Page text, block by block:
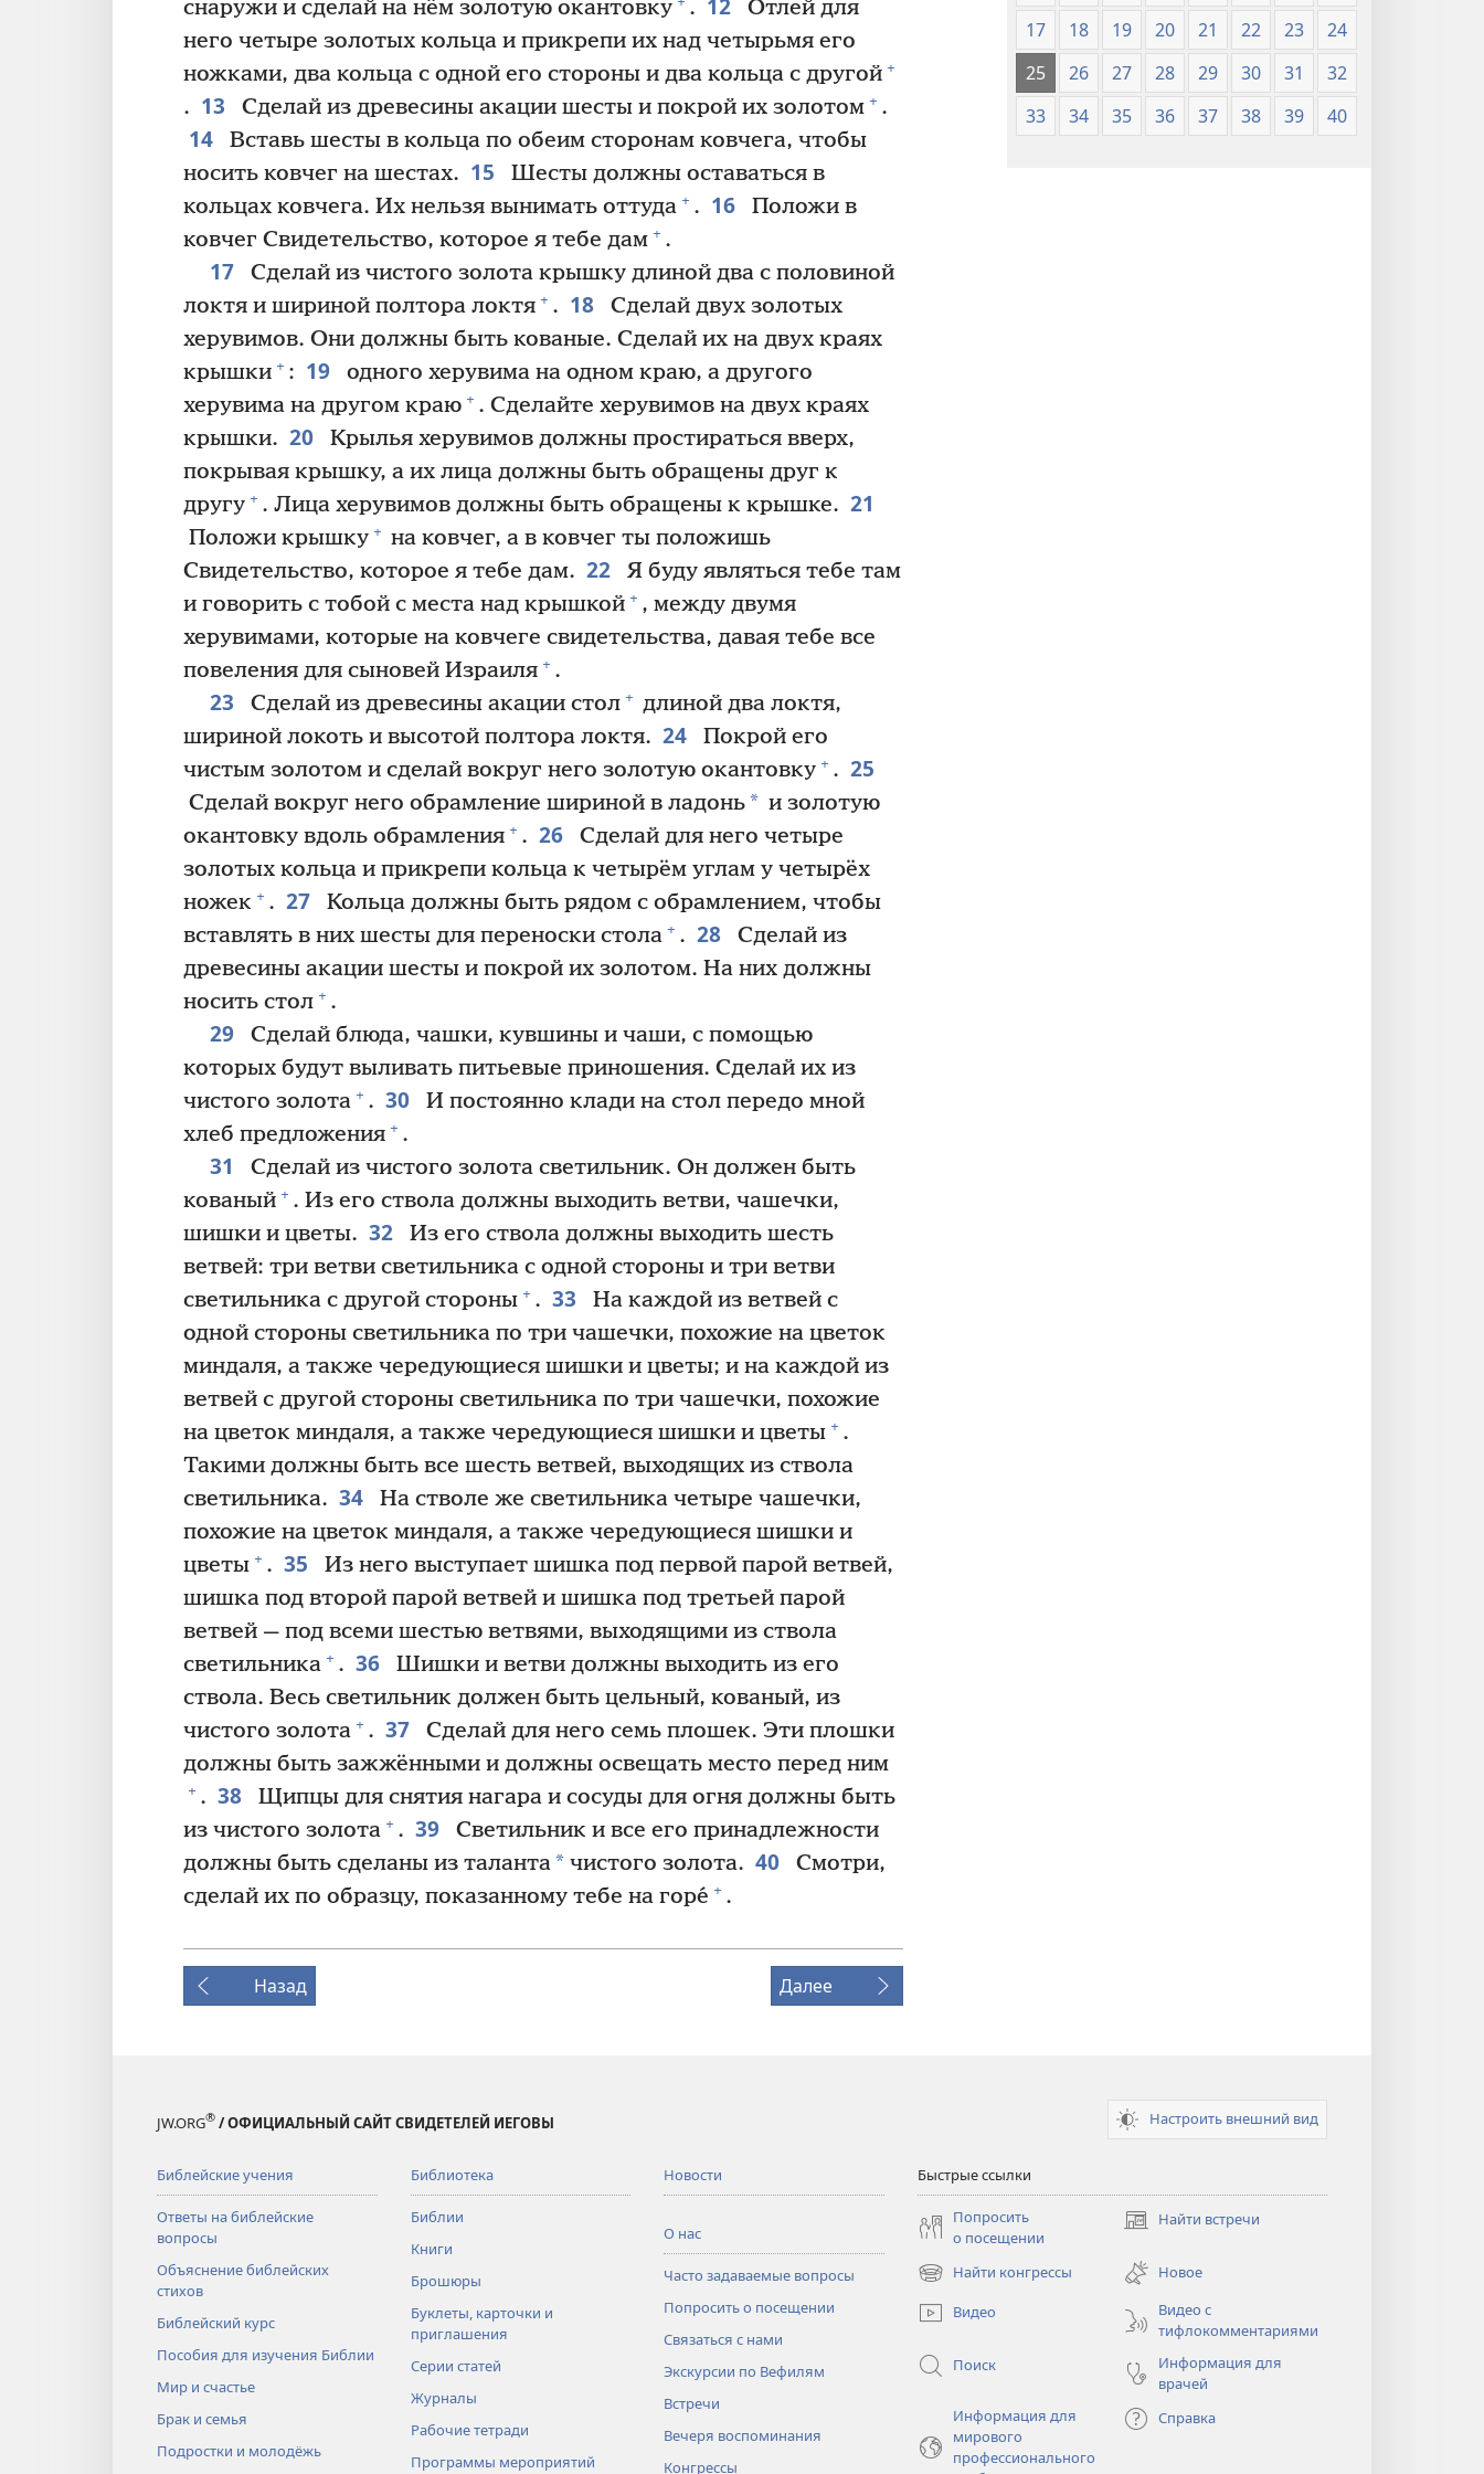
снаружи и сделай на нём золотую окантовку
.
Отлей для
него четыре золотых кольца и прикрепи их над четырьмя его
ножками, два кольца с одной его стороны и два кольца с другой +
. 13 Сделай из древесины акации шесты и покрой их золотом + .
14
Вставь шесты в кольца по обеим сторонам ковчега, чтобы
носить ковчег на шестах. 15
Шесты должны оставаться в
кольцах ковчега. Их нельзя вынимать оттуда + . 16
Положи в
ковчег Свидетельство, которое я тебе дам + .
17
Сделай из чистого золота крышку длиной два с половиной
локтя и шириной полтора локтя + . 18
Сделай двух золотых
херувимов. Они должны быть кованые. Сделай их на двух краях
крышки + : 19
одного херувима на одном краю, а другого
херувима на другом краю + . Сделайте херувимов на двух краях
крышки. 20
Крылья херувимов должны простираться вверх,
покрывая крышку, а их лица должны быть обращены друг к
другу + . Лица херувимов должны быть обращены к крышке. 21
Положи крышку + на ковчег, а в ковчег ты положишь
Свидетельство, которое я тебе дам. 22
Я буду являться тебе там
и говорить с тобой с места над крышкой + , между двумя
херувимами, которые на ковчеге свидетельства, давая тебе все
повеления для сыновей Израиля + .
23 Сделай из древесины акации стол + длиной два локтя,
шириной локоть и высотой полтора локтя. 24
Покрой его
чистым золотом и сделай вокруг него золотую окантовку + . 25
Сделай вокруг него обрамление шириной в ладонь* и золотую
окантовку вдоль обрамления + . 26
Сделай для него четыре
золотых кольца и прикрепи кольца к четырём углам у четырёх
ножек + . 27
Кольца должны быть рядом с обрамлением, чтобы
вставлять в них шесты для переноски стола + . 28
Сделай из
древесины акации шесты и покрой их золотом. На них должны
носить стол + .
29
Сделай блюда, чашки, кувшины и чаши, с помощью
которых будут выливать питьевые приношения. Сделай их из
чистого золота + . 30
И постоянно клади на стол передо мной
хлеб предложения + .
31
Сделай из чистого золота светильник. Он должен быть
кованый + . Из его ствола должны выходить ветви, чашечки,
шишки и цветы. 32
Из его ствола должны выходить шесть
ветвей: три ветви светильника с одной стороны и три ветви
светильника с другой стороны + . 33
На каждой из ветвей с
одной стороны светильника по три чашечки, похожие на цветок
миндаля, а также чередующиеся шишки и цветы; и на каждой из
ветвей с другой стороны светильника по три чашечки, похожие
на цветок миндаля, а также чередующиеся шишки и цветы + .
Такими должны быть все шесть ветвей, выходящих из ствола
светильника. 34
На стволе же светильника четыре чашечки,
похожие на цветок миндаля, а также чередующиеся шишки и
цветы + . 35
Из него выступает шишка под первой парой ветвей,
шишка под второй парой ветвей и шишка под третьей парой
ветвей — под всеми шестью ветвями, выходящими из ствола
светильника + . 36
Шишки и ветви должны выходить из его
ствола. Весь светильник должен быть цельный, кованый, из
чистого золота + . 37
Сделай для него семь плошек. Эти плошки
должны быть зажжёнными и должны освещать место перед ним
+ . 38
Щипцы для снятия нагара и сосуды для огня должны быть
из чистого золота + . 39
Светильник и все его принадлежности
должны быть сделаны из таланта* чистого золота. 40
Смотри,
сделай их по образцу, показанному тебе на горе́ + .
Назад Далее
17
18 19 20 21 22 23
24
25
26 27 28 29 30 31
32
33
34 35 36 37 38 39 40
JW.ORG® / ОФИЦИАЛЬНЫЙ САЙТ СВИДЕТЕЛЕЙ ИЕГОВЫ Настроить внешний вид
Библейские учения
Ответы на библейские
вопросы
Объяснение библейских
стихов
Библейский курс
Пособия для изучения Библии
Мир и счастье
Брак и семья
Подростки и молодёжь
Библиотека
Библии
Книги
Брошюры
Буклеты, карточки и
приглашения
Серии статей
Журналы
Рабочие тетради
Программы мероприятий
Новости
О нас
Часто задаваемые вопросы
Попросить о посещении
Связаться с нами
Экскурсии по Вефилям
Встречи
Вечеря воспоминания
Конгрессы
Быстрые ссылки
Попросить
о посещении
Найти встречи
(открывается
новом
Найти конгрессы
(открывается
в
новом
Новое
Видео
Видео с
тифлокомментариями
Поиск
Информация для
врачей
Информация для
мирового
профессионального
Справка